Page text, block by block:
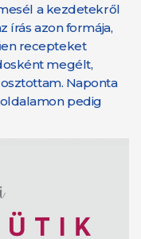
a kezdetekről
írás azon formája,
recepteket
megélt,
Naponta
pedig